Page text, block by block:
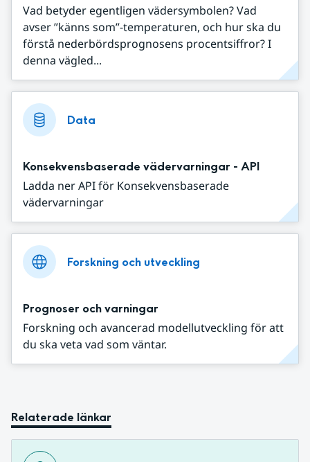
Vad betyder egentligen vädersymbolen? Vad
avser ”känns som”-temperaturen, och hur ska du
förstå nederbördsprognosens procentsiffror? I
denna vägled...
Data
Konsekvensbaserade vädervarningar - API
Ladda ner API för Konsekvensbaserade
vädervarningar
Forskning och utveckling
Prognoser och varningar
Forskning och avancerad modellutveckling för att
du ska veta vad som väntar.
Relaterade länkar